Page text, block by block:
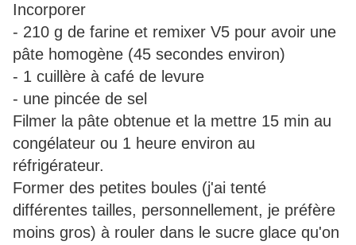
Incorporer
- 210 g de farine et remixer V5 pour avoir une
pâte homogène (45 secondes environ)
- 1 cuillère à café de levure
- une pincée de sel
Filmer la pâte obtenue et la mettre 15 min au
congélateur ou 1 heure environ au
réfrigérateur.
Former des petites boules (j'ai tenté
différentes tailles, personnellement, je préfère
moins gros) à rouler dans le sucre glace qu'on